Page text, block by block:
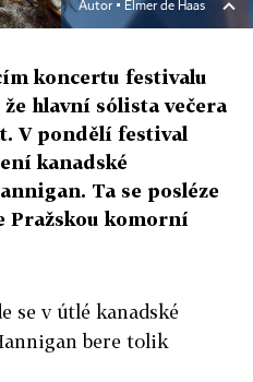
Autor ▪ Elmer de Haas
koncertu festivalu
hlavní sólista večera
V pondělí festival
kanadské
Ta se posléze
Pražskou komorní
se v útlé kanadské
bere tolik